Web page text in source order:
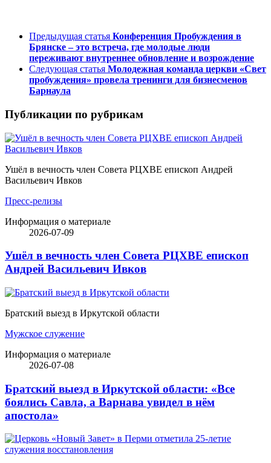
Предыдущая статья Конференция Пробуждения в
Брянске – это встреча, где молодые люди
переживают внутреннее обновление и возрождение
Следующая статья Молодежная команда церкви «Свет
пробуждения» провела тренинги для бизнесменов
Барнаула
Публикации по рубрикам
Ушёл в вечность член Совета РЦХВЕ епископ Андрей
Васильевич Ивков
Пресс-релизы
Информация о материале
2026-07-09
Ушёл в вечность член Совета РЦХВЕ епископ
Андрей Васильевич Ивков
Братский выезд в Иркутской области
Мужское служение
Информация о материале
2026-07-08
Братский выезд в Иркутской области: «Все
боялись Савла, а Варнава увидел в нём
апостола»